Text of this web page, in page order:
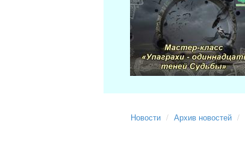
Новости Архив новостей